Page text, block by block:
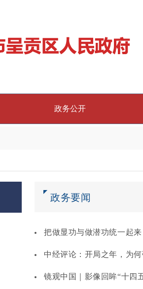
政务公开
政务要闻
把做显功与做潜功统一起
中经评论：开局之年，为
镜观中国｜影像回眸“十